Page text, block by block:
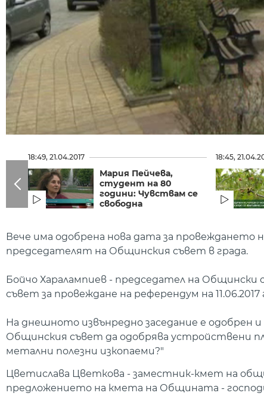
18:49, 21.04.2017
Мария Пейчева,
студент на 80
години: Чувствам се
свободна
18:45,
Вече има одобрена нова дата за провеждането
председателят на Общинския съвет в града.
Бойчо Харалампиев - председател на
съвет за провеждане на референдум на 11.06.2017
На днешното извънредно заседание е одобрен
Общинския съвет да одобрява устройствени
метални полезни изкопаеми?"
Цветислава Цветкова - заместник-кмет на
предложението на кмета на Общината -